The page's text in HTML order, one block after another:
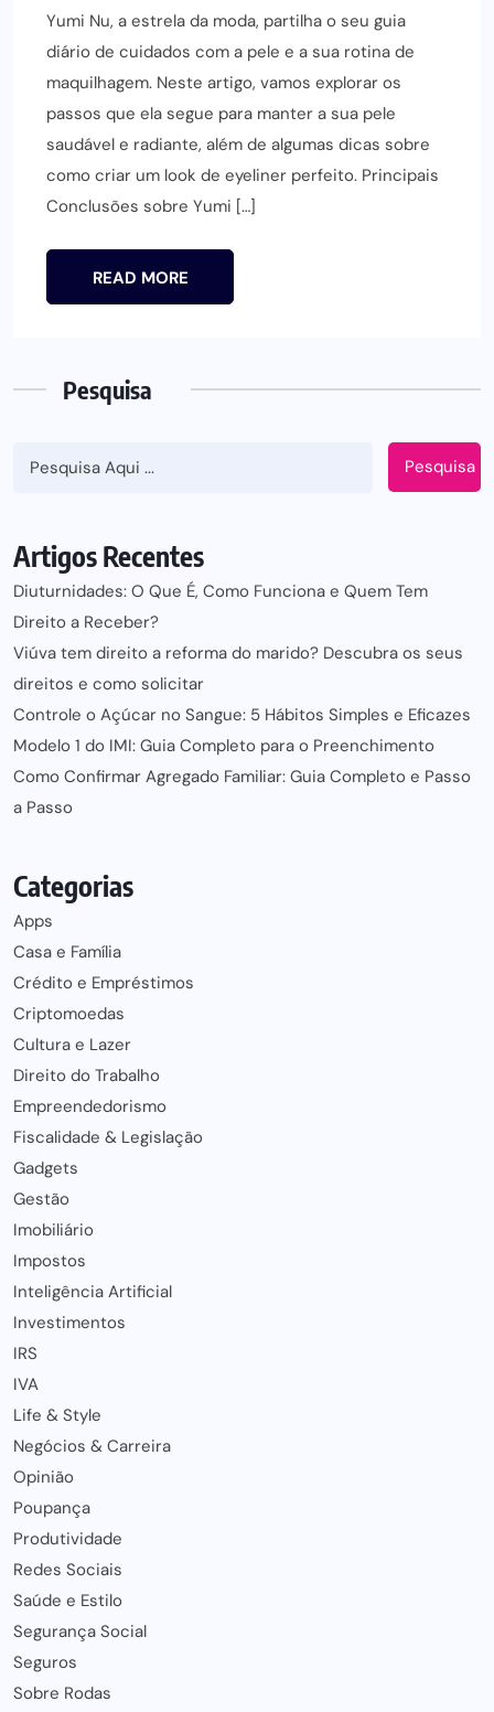
Yumi Nu, a estrela da moda, partilha o seu guia
diário de cuidados com a pele e a sua rotina de
maquilhagem. Neste artigo, vamos explorar os
passos que ela segue para manter a sua pele
saudável e radiante, além de algumas dicas sobre
como criar um look de eyeliner perfeito. Principais
Conclusões sobre Yumi […]
READ MORE
Pesquisa
Pesquisa
Artigos Recentes
Diuturnidades: O Que É, Como Funciona e Quem Tem
Direito a Receber?
Viúva tem direito a reforma do marido? Descubra os seus
direitos e como solicitar
Controle o Açúcar no Sangue: 5 Hábitos Simples e Eficazes
Modelo 1 do IMI: Guia Completo para o Preenchimento
Como Confirmar Agregado Familiar: Guia Completo e Passo
a Passo
Categorias
Apps
Casa e Família
Crédito e Empréstimos
Criptomoedas
Cultura e Lazer
Direito do Trabalho
Empreendedorismo
Fiscalidade & Legislação
Gadgets
Gestão
Imobiliário
Impostos
Inteligência Artificial
Investimentos
IRS
IVA
Life & Style
Negócios & Carreira
Opinião
Poupança
Produtividade
Redes Sociais
Saúde e Estilo
Segurança Social
Seguros
Sobre Rodas